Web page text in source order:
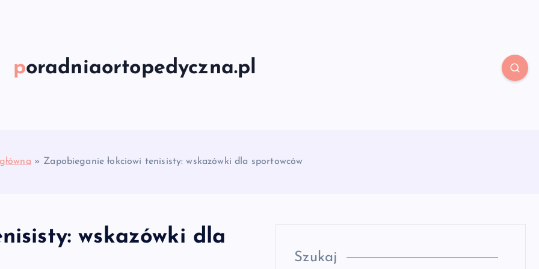
poradniaortopedyczna.pl
» Zapobieganie łokciowi tenisisty: wskazówki dla sportowców
wskazówki dla
Szukaj